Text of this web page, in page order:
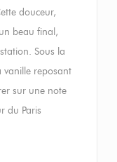
douceur,
beau final,
Sous la
vanille reposant
sur une note
du Paris